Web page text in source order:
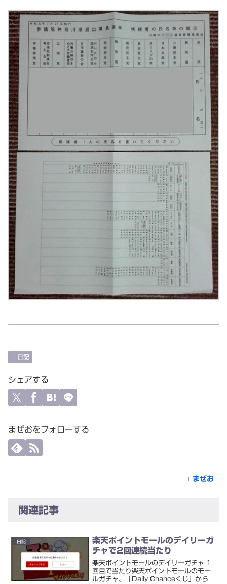
日記
シェアする
まぜおをフォローする
まぜお
関連記事
日記
楽天ポイントモールのデイリーガ
チャで2回連続当たり
楽天ポイントモールのデイリーガチャ 1
回目で当たり楽天ポイントモールのモー
ルガチャ。「Daily Chanceくじ」からこ